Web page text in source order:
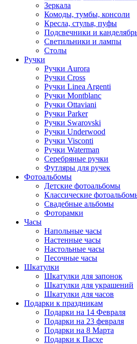
Зеркала
Комоды, тумбы, консоли
Кресла, стулья, пуфы
Подсвечники и
Светильники и лампы
Столы
Ручки
Ручки Aurora
Ручки Cross
Ручки Linea Argenti
Ручки Montblanc
Ручки Ottaviani
Ручки Parker
Ручки Swarovski
Ручки Underwood
Ручки Visconti
Ручки Waterman
Серебряные ручки
Футляры для ручек
Фотоальбомы
Детские фотоальбомы
Классические
Свадебные альбомы
Фоторамки
Часы
Напольные часы
Настенные часы
Настольные часы
Песочные часы
Шкатулки
Шкатулки для запонок
Шкатулки для украшений
Шкатулки для часов
Подарки к праздникам
Подарки на 14 Февраля
Подарки на 23 февраля
Подарки на 8 Марта
Подарки к Пасхе